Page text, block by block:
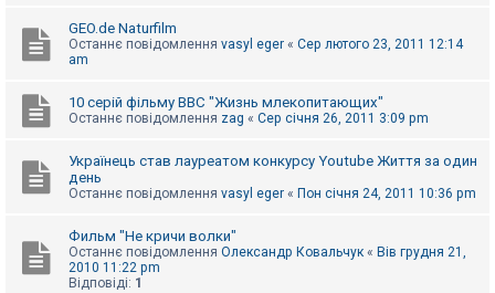
о
а
GEO.de Naturfilm
Останнє повідомлення vasyl eger « Сер лютого 23, 2011 12:14
am
10 серій фільму BBC "Жизнь млекопитающих"
Останнє повідомлення zag « Сер січня 26, 2011 3:09 pm
Українець став лауреатом конкурсу Youtube Життя за один
день
Останнє повідомлення vasyl eger « Пон січня 24, 2011 10:36 pm
Фильм "Не кричи волки"
Останнє повідомлення Олександр Ковальчук « Вів грудня 21,
2010 11:22 pm
Відповіді: 1